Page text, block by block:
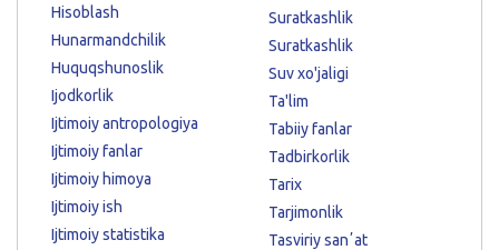
Hisoblash
Hunarmandchilik
Huquqshunoslik
Ijodkorlik
Ijtimoiy antropologiya
Ijtimoiy fanlar
Ijtimoiy himoya
Ijtimoiy ish
Ijtimoiy statistika
Suratkashlik
Suratkashlik
Suv xo'jaligi
Ta'lim
Tabiiy fanlar
Tadbirkorlik
Tarix
Tarjimonlik
Tasviriy sanʼat